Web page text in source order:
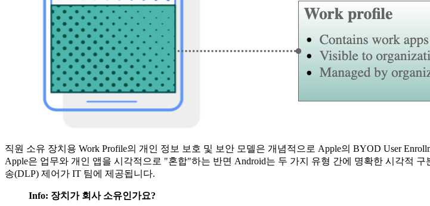
직원 소유 장치용 Work Profile의 개인 정보 보호 및 보안 모델은 개념적으로 Apple의 BYOD User
Apple은 업무와 개인 앱을 시각적으로 "혼합"하는 반면 Android는 두 가지 유형 간에 명확한 시각적
송(DLP) 제어가 IT 팀에 제공됩니다.
Info: 장치가 회사 소유인가요?